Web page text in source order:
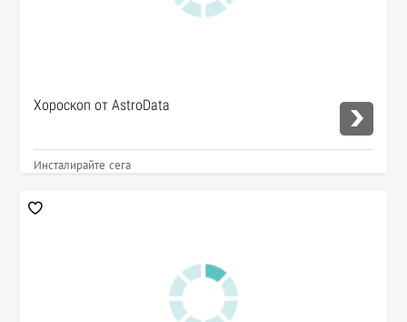
Хороскоп от AstroData
Инсталирайте сега